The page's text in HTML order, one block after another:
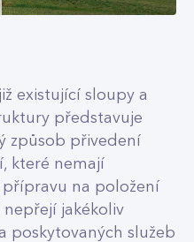
existující sloupy a
představuje
způsob přivedení
které nemají
na položení
jakékoliv
poskytovaných služeb